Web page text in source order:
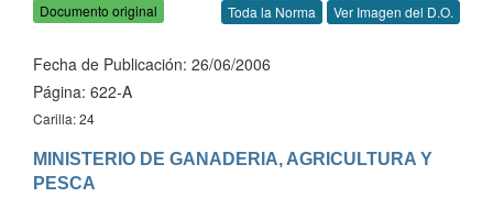
Documento original Toda la Norma Ver Imagen del D.O.
Fecha de Publicación: 26/06/2006
Página: 622-A
Carilla: 24
MINISTERIO DE GANADERIA, AGRICULTURA Y
PESCA